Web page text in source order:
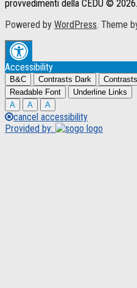
provvedimenti della CEDU ©
Powered by WordPress. Theme
Accessibility
B&C Contrasts Dark
Readable Font
Underline Links
A
A A
cancel accessibility
Provided by: